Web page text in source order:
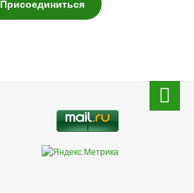
Присоединиться